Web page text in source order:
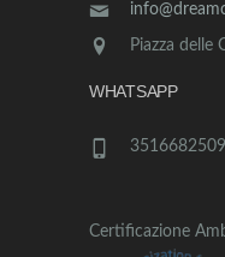
Piazza delle
WHATSAPP
3516682509
Certificazione